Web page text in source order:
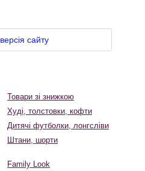
сайту
Товари зі знижкою
Худі, толстовки, кофти
Дитячі футболки, лонгсліви
Штани, шорти
Family Look